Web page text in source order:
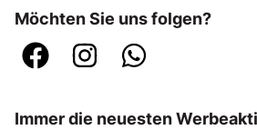
Möchten Sie uns folgen?
Immer die neuesten